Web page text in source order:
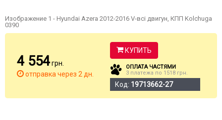
Изображение 1 - Hyundai Azera 2012-2016 V-всі двигун, КПП Kolchuga
0390
4 554грн.
отправка через 2 дн.
КУПИТЬ
ОПЛАТА ЧАСТЯМИ
3 платежа по 1518 грн.
Код: 19713662-27